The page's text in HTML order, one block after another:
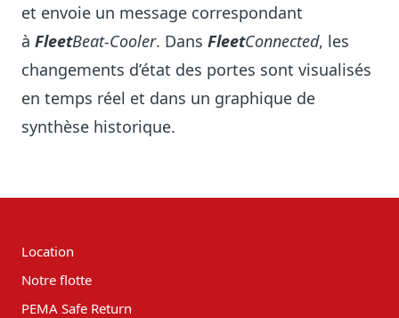
et envoie un message correspondant
à FleetBeat-Cooler. Dans FleetConnected, les
changements d’état des portes sont visualisés
en temps réel et dans un graphique de
synthèse historique.
Location
Notre flotte
PEMA Safe Return